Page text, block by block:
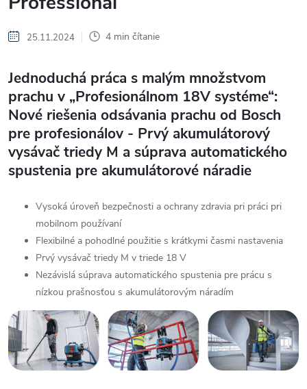
25.11.2024 4 min čítanie
Jednoduchá práca s malým množstvom
prachu v „Profesionálnom 18V systéme“:
Nové riešenia odsávania prachu od Bosch
pre profesionálov - Prvý akumulátorový
vysávač triedy M a súprava automatického
spustenia pre akumulátorové náradie
Vysoká úroveň bezpečnosti a ochrany zdravia pri práci pri
mobilnom používaní
Flexibilné a pohodlné použitie s krátkymi časmi nastavenia
Prvý vysávač triedy M v triede 18 V
Nezávislá súprava automatického spustenia pre prácu s
nízkou prašnosťou s akumulátorovým náradím